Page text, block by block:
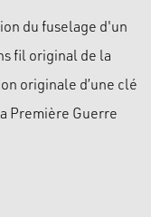
du fuselage d'un
fil original de la
originale d’une clé
Première Guerre